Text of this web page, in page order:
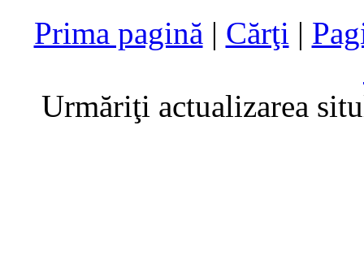
Prima pagină | Cărţi |
Urmăriţi actualizarea